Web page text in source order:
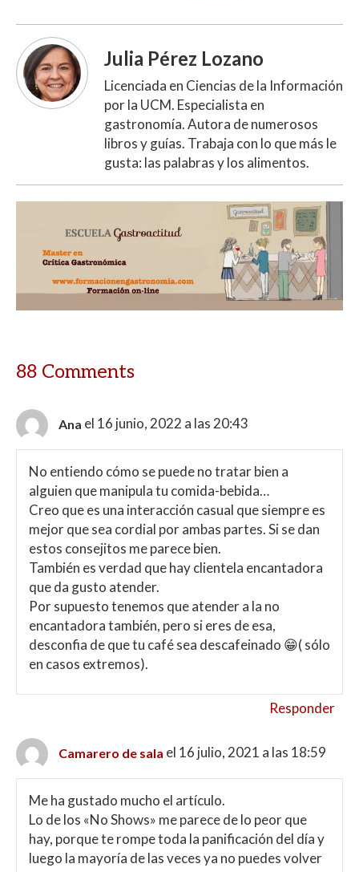
Julia Pérez Lozano
Licenciada en Ciencias de la Información
por la UCM. Especialista en
gastronomía. Autora de numerosos
libros y guías. Trabaja con lo que más le
gusta: las palabras y los alimentos.
88 Comments
Ana el 16 junio, 2022 a las 20:43
No entiendo cómo se puede no tratar bien a
alguien que manipula tu comida-bebida…
Creo que es una interacción casual que siempre es
mejor que sea cordial por ambas partes. Si se dan
estos consejitos me parece bien.
También es verdad que hay clientela encantadora
que da gusto atender.
Por supuesto tenemos que atender a la no
encantadora también, pero si eres de esa,
desconfia de que tu café sea descafeinado 😁( sólo
en casos extremos).
Responder
Camarero de sala el 16 julio, 2021 a las 18:59
Me ha gustado mucho el artículo.
Lo de los «No Shows» me parece de lo peor que
hay, porque te rompe toda la panificación del día y
luego la mayoría de las veces ya no puedes volver